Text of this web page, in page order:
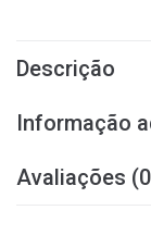
Descrição
Informação
Avaliações